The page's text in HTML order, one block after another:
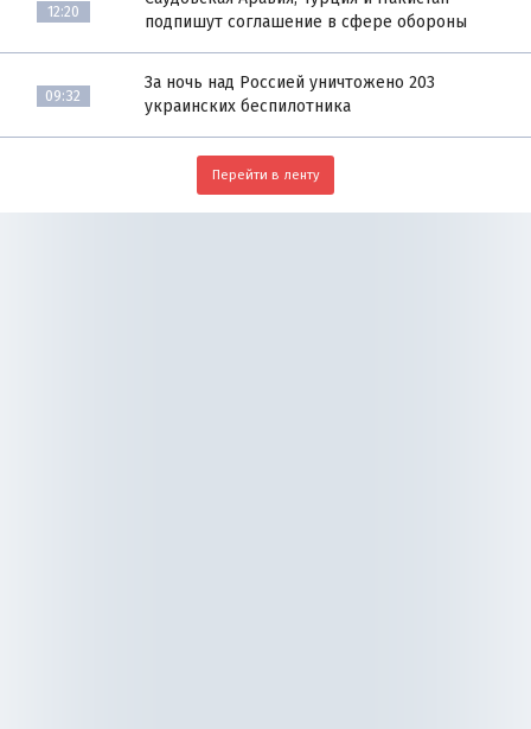
12:20
подпишут соглашение в сфере обороны
09:32
За ночь над Россией уничтожено 203
украинских беспилотника
Перейти в ленту